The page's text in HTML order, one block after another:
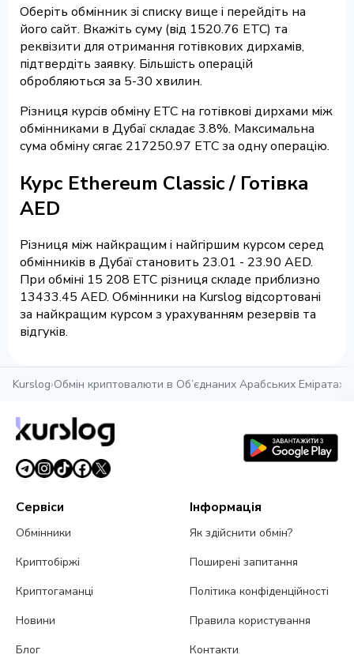
Оберіть обмінник зі списку вище і перейдіть на
його сайт. Вкажіть суму (від 1520.76 ETC) та
реквізити для отримання готівкових дирхамів,
підтвердіть заявку. Більшість операцій
обробляються за 5-30 хвилин.
Різниця курсів обміну ETC на готівкові дирхами між
обмінниками в Дубаї складає 3.8%. Максимальна
сума обміну сягає 217250.97 ETC за одну операцію.
Курс Ethereum Classic / Готівка
AED
Різниця між найкращим і найгіршим курсом серед
обмінників в Дубаї становить 23.01 - 23.90 AED.
При обміні 15 208 ETC різниця складе приблизно
13433.45 AED. Обмінники на Kurslog відсортовані
за найкращим курсом з урахуванням резервів та
відгуків.
Kurslog›Обмін криптовалюти в Об’єднаних Арабських Еміратах
Сервіси
Обмінники
Криптобіржі
Криптогаманці
Новини
Блог
Інформація
Як здійснити обмін?
Поширені запитання
Політика конфіденційності
Правила користування
Контакти